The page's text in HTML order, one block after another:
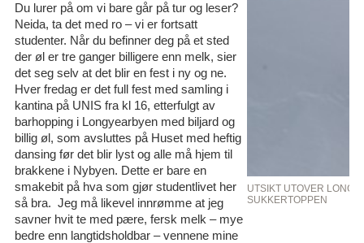
UTSIKT UTOVER
SUKKERTOPPEN
Du lurer på om vi bare går på tur og leser?
Neida, ta det med ro – vi er fortsatt
studenter. Når du befinner deg på et sted
der øl er tre ganger billigere enn melk, sier
det seg selv at det blir en fest i ny og ne.
Hver fredag er det full fest med samling i
kantina på UNIS fra kl 16, etterfulgt av
barhopping i Longyearbyen med biljard og
billig øl, som avsluttes på Huset med heftig
dansing før det blir lyst og alle må hjem til
brakkene i Nybyen. Dette er bare en
smakebit på hva som gjør studentlivet her
så bra. Jeg må likevel innrømme at jeg
savner hvit te med pære, fersk melk – mye
bedre enn langtidsholdbar – vennene mine